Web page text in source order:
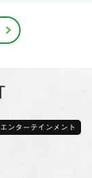
エンターテインメント